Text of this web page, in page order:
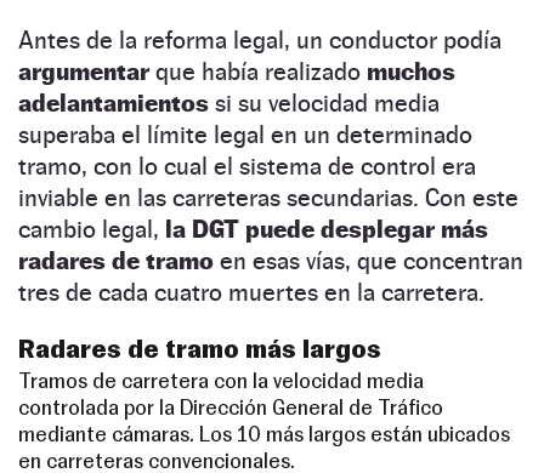
Antes de la reforma legal, un conductor podía
argumentarque había realizado muchos
adelantamientos si su velocidad media
superaba el límite legal en un determinado
tramo, con lo cual el sistema de control era
inviable en las carreteras secundarias. Con este
cambio legal, la DGT puede desplegar más
radares de tramo en esas vías, que concentran
tres de cada cuatro muertes en la carretera.